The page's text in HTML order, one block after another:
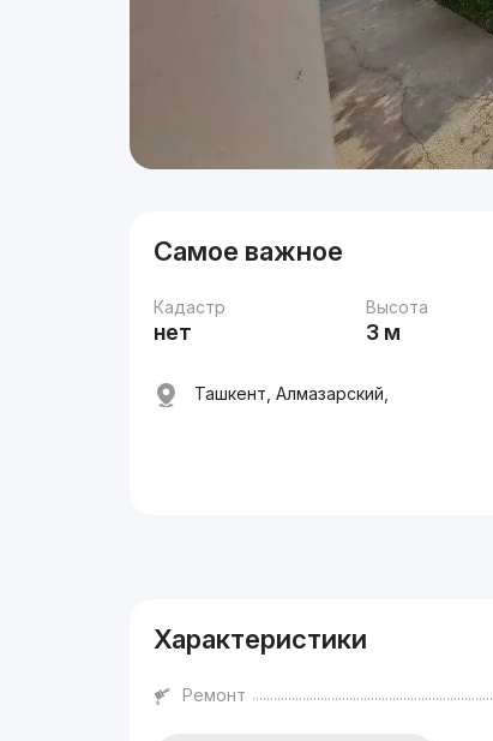
Самое важное
Кадастр
нет
Высота
3 м
Ташкент, Алмазарский,
Характеристики
Ремонт